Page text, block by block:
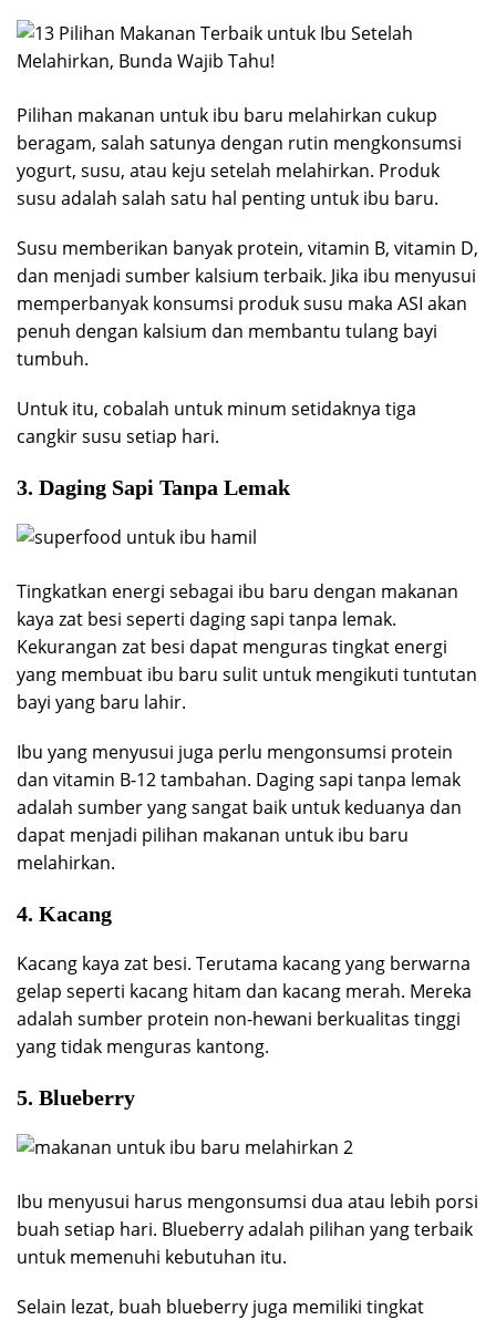
Pilihan makanan untuk ibu baru melahirkan cukup
beragam, salah satunya dengan rutin mengkonsumsi
yogurt, susu, atau keju setelah melahirkan. Produk
susu adalah salah satu hal penting untuk ibu baru.
Susu memberikan banyak protein, vitamin B, vitamin D,
dan menjadi sumber kalsium terbaik. Jika ibu menyusui
memperbanyak konsumsi produk susu maka ASI akan
penuh dengan kalsium dan membantu tulang bayi
tumbuh.
Untuk itu, cobalah untuk minum setidaknya tiga
cangkir susu setiap hari.
3. Daging Sapi Tanpa Lemak
Tingkatkan energi sebagai ibu baru dengan makanan
kaya zat besi seperti daging sapi tanpa lemak.
Kekurangan zat besi dapat menguras tingkat energi
yang membuat ibu baru sulit untuk mengikuti tuntutan
bayi yang baru lahir.
Ibu yang menyusui juga perlu mengonsumsi protein
dan vitamin B-12 tambahan. Daging sapi tanpa lemak
adalah sumber yang sangat baik untuk keduanya dan
dapat menjadi pilihan makanan untuk ibu baru
melahirkan.
4. Kacang
Kacang kaya zat besi. Terutama kacang yang berwarna
gelap seperti kacang hitam dan kacang merah. Mereka
adalah sumber protein non-hewani berkualitas tinggi
yang tidak menguras kantong.
5. Blueberry
Ibu menyusui harus mengonsumsi dua atau lebih porsi
buah setiap hari. Blueberry adalah pilihan yang terbaik
untuk memenuhi kebutuhan itu.
Selain lezat, buah blueberry juga memiliki tingkat